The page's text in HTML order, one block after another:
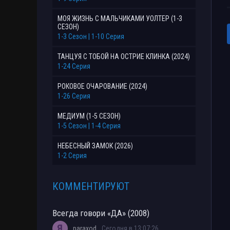
МОЯ ЖИЗНЬ С МАЛЬЧИКАМИ УОЛТЕР (1-3
СЕЗОН)
1-3 Сезон | 1-10 Серия
ТАНЦУЯ С ТОБОЙ НА ОСТРИЕ КЛИНКА (2024)
1-24 Серия
РОКОВОЕ ОЧАРОВАНИЕ (2024)
1-26 Серия
МЕДИУМ (1-5 СЕЗОН)
1-5 Сезон | 1-4 Серия
НЕБЕСНЫЙ ЗАМОК (2026)
1-2 Серия
КОММЕНТИРУЮТ
Всегда говори «ДА» (2008)